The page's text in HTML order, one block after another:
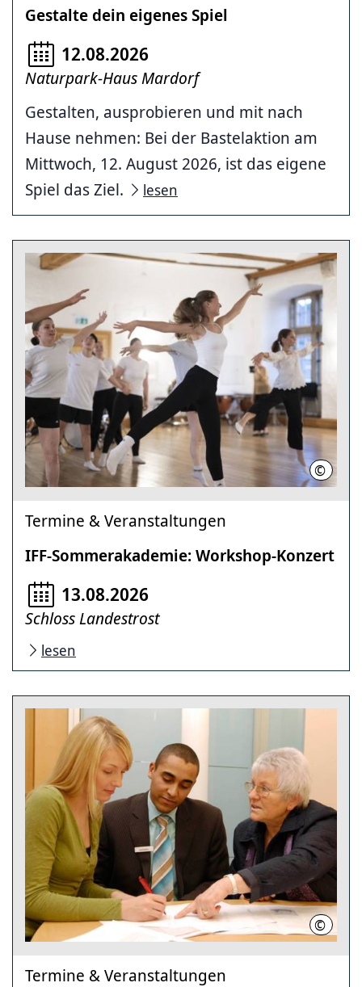
Gestalte dein eigenes Spiel
12.08.2026
Naturpark-Haus Mardorf
Gestalten, ausprobieren und mit nach
Hause nehmen: Bei der Bastelaktion am
Mittwoch, 12. August 2026, ist das eigene
Spiel das Ziel.
lesen
© Nico
Termine & Veranstaltungen
IFF-Sommerakademie: Workshop-Konzert
13.08.2026
Schloss Landestrost
lesen
©
Termine & Veranstaltungen